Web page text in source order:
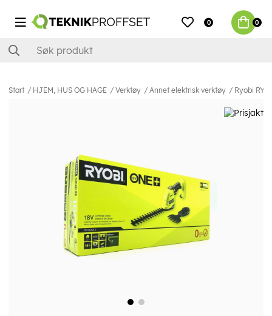
0 0
Start HJEM, HUS OG HAGE Verktøy Annet elektrisk verktøy Ryobi